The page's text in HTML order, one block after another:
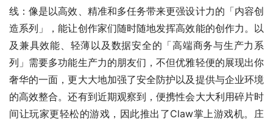
线：像是以高效、精准和多任务带来更强设计力的「内容创
造系列」，能让创作家们随时随地发挥高效能的创作力。以
及兼具效能、轻薄以及数据安全的「高端商务与生产力系
列」需要多功能生产力的朋友们，不但优雅轻便的展现出你
奢华的一面，更大大地加强了安全防护以及提供与企业环境
的高效整合。还有到近期观察到，便携性会大大利用碎片时
间让玩家更轻松的游戏，因此推出了Claw掌上游戏机。庄